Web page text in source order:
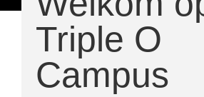
Triple O
Campus